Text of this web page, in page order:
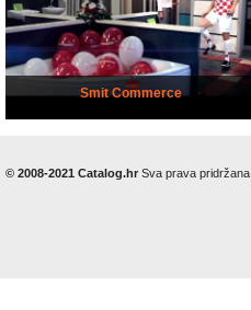
Smit Commerce
© 2008-2021 Catalog.hr Sva prava pridržana.